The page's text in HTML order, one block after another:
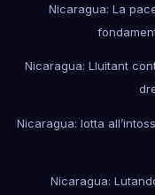
Nicaragua: La
Nicaragua: Lluitant
Nicaragua: lotta
Nicaragua: